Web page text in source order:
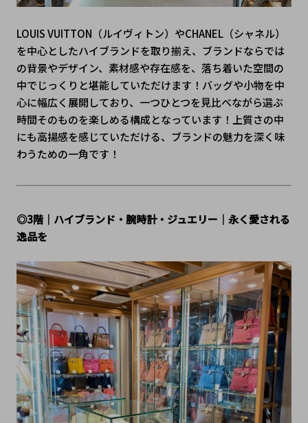
LOUIS VUITTON（ルイヴィトン）やCHANEL（シャネル）
を中心としたハイブランドを取り揃え、ブランドならでは
の背景やデザイン、素材感や存在感を、落ち着いた空間の
中でじっくりと堪能していただけます！バッグや小物を中
心に幅広く展開しており、一つひとつを見比べながら選ぶ
時間そのものを楽しめる構成となっています！上質さの中
にも高揚感を感じていただける、ブランドの魅力を深く味
わうための一角です！
◎3階｜ハイブランド・腕時計・ジュエリー｜永く愛される
逸品を